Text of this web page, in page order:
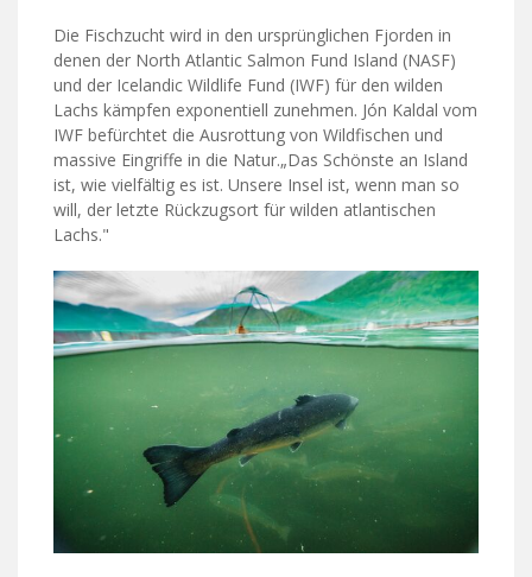
Die Fischzucht wird in den ursprünglichen Fjorden in
denen der North Atlantic Salmon Fund Island (NASF)
und der Icelandic Wildlife Fund (IWF) für den wilden
Lachs kämpfen exponentiell zunehmen. Jón Kaldal vom
IWF befürchtet die Ausrottung von Wildfischen und
massive Eingriffe in die Natur.„Das Schönste an Island
ist, wie vielfältig es ist. Unsere Insel ist, wenn man so
will, der letzte Rückzugsort für wilden atlantischen
Lachs."